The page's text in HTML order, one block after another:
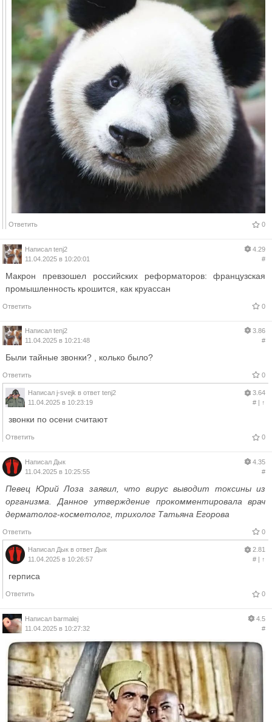
Ответить 0
Написал tenj2
11.04.2025 в 10:20:01
4.29
#
Макрон превзошел российских реформаторов: французская
промышленность крошится, как круассан
Ответить 0
Написал tenj2
11.04.2025 в 10:21:48
3.86
#
Были тайные звонки? , колько было?
Ответить 0
Написал j-svejk в ответ tenj2
11.04.2025 в 10:23:19
3.64
#| ↑
звонки по осени считают
Ответить 0
Написал Дык
11.04.2025 в 10:25:55
4.35
#
Певец Юрий Лоза заявил, что вирус выводит токсины из
организма. Данное утверждение прокомментировала врач
дерматолог-косметолог, трихолог Татьяна Егорова
Ответить 0
Написал Дык в ответ Дык
11.04.2025 в 10:26:57
2.81
#| ↑
герписа
Ответить 0
Написал barmalej
11.04.2025 в 10:27:32
4.5
#